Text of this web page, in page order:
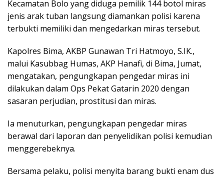
Kecamatan Bolo yang diduga pemilik 144 botol miras
jenis arak tuban langsung diamankan polisi karena
terbukti memiliki dan mengedarkan miras tersebut.
Kapolres Bima, AKBP Gunawan Tri Hatmoyo, S.IK.,
malui Kasubbag Humas, AKP Hanafi, di Bima, Jumat,
mengatakan, pengungkapan pengedar miras ini
dilakukan dalam Ops Pekat Gatarin 2020 dengan
sasaran perjudian, prostitusi dan miras.
Ia menuturkan, pengungkapan pengedar miras
berawal dari laporan dan penyelidikan polisi kemudian
menggerebeknya.
Bersama pelaku, polisi menyita barang bukti enam dus